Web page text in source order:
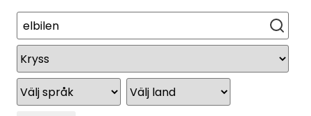
Sök